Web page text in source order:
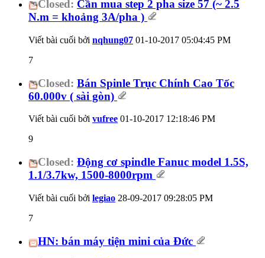
Closed: Cần mua step 2 pha size 57 (~ 2.5
N.m = khoảng 3A/pha )
Viết bài cuối bởi nqhung07 01-10-2017 05:04:45 PM
7
Closed: Bán Spinle Trục Chính Cao Tốc
60.000v ( sài gòn)
Viết bài cuối bởi vufree 01-10-2017 12:18:46 PM
9
Closed: Động cơ spindle Fanuc model 1.5S,
1.1/3.7kw, 1500-8000rpm
Viết bài cuối bởi legiao 28-09-2017 09:28:05 PM
7
HN: bán máy tiện mini của Đức